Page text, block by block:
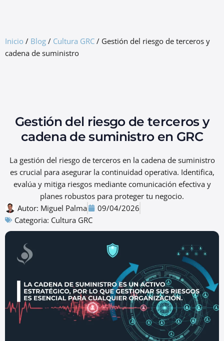
Inicio / Blog / Cultura GRC / Gestión del riesgo de terceros y
cadena de suministro
Gestión del riesgo de terceros y
cadena de suministro en GRC
La gestión del riesgo de terceros en la cadena de suministro
es crucial para asegurar la continuidad operativa. Identifica,
evalúa y mitiga riesgos mediante comunicación efectiva y
planes robustos para proteger tu negocio.
Autor: Miguel Palma
09/04/2026
Categoria: Cultura GRC